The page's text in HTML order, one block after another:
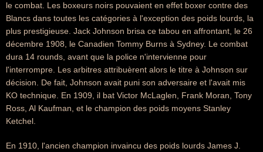
le combat. Les boxeurs noirs pouvaient en effet boxer contre des
Blancs dans toutes les catégories à l'exception des poids lourds, la
plus prestigieuse. Jack Johnson brisa ce tabou en affrontant, le 26
décembre 1908, le Canadien Tommy Burns à Sydney. Le combat
dura 14 rounds, avant que la police n'intervienne pour
l'interrompre. Les arbitres attribuèrent alors le titre à Johnson sur
décision. De fait, Johnson avait puni son adversaire et l'avait mis
KO technique. En 1909, il bat Victor McLaglen, Frank Moran, Tony
Ross, Al Kaufman, et le champion des poids moyens Stanley
Ketchel.
En 1910, l'ancien champion invaincu des poids lourds James J.